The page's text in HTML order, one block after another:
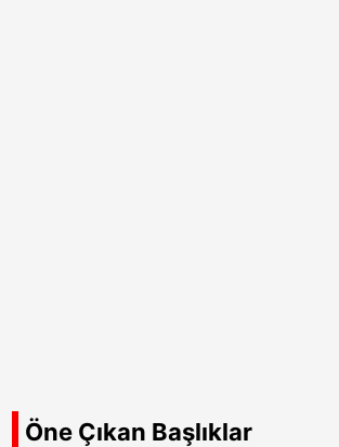
Öne Çıkan Başlıklar